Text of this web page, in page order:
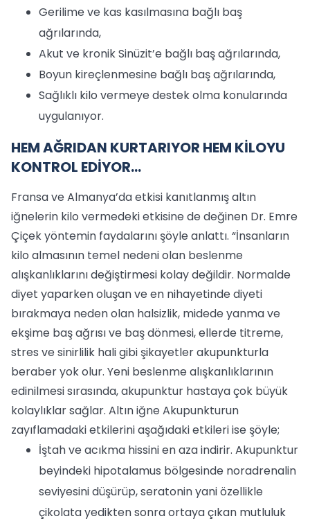
Gerilime ve kas kasılmasına bağlı baş
ağrılarında,
Akut ve kronik Sinüzit’e bağlı baş ağrılarında,
Boyun kireçlenmesine bağlı baş ağrılarında,
Sağlıklı kilo vermeye destek olma konularında
uygulanıyor.
HEM AĞRIDAN KURTARIYOR HEM KİLOYU
KONTROL EDİYOR…
Fransa ve Almanya’da etkisi kanıtlanmış altın
iğnelerin kilo vermedeki etkisine de değinen Dr. Emre
Çiçek yöntemin faydalarını şöyle anlattı. “İnsanların
kilo almasının temel nedeni olan beslenme
alışkanlıklarını değiştirmesi kolay değildir. Normalde
diyet yaparken oluşan ve en nihayetinde diyeti
bırakmaya neden olan halsizlik, midede yanma ve
ekşime baş ağrısı ve baş dönmesi, ellerde titreme,
stres ve sinirlilik hali gibi şikayetler akupunkturla
beraber yok olur. Yeni beslenme alışkanlıklarının
edinilmesi sırasında, akupunktur hastaya çok büyük
kolaylıklar sağlar. Altın iğne Akupunkturun
zayıflamadaki etkilerini aşağıdaki etkileri ise şöyle;
İştah ve acıkma hissini en aza indirir. Akupunktur
beyindeki hipotalamus bölgesinde noradrenalin
seviyesini düşürüp, seratonin yani özellikle
çikolata yedikten sonra ortaya çıkan mutluluk